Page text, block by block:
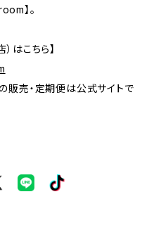
】。
はこちら】
販売・定期便は公式サイトで